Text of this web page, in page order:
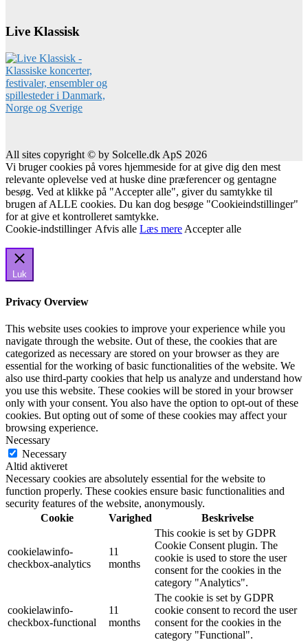
Live Klassisk
All sites copyright © by Solcelle.dk ApS 2026
Vi bruger cookies på vores hjemmeside for at give dig den mest
relevante oplevelse ved at huske dine præferencer og gentagne
besøg. Ved at klikke på "Accepter alle", giver du samtykke til
brugen af ALLE cookies. Du kan dog besøge "Cookieindstillinger"
for at give et kontrolleret samtykke.
Cookie-indstillinger Afvis alle Læs mere Accepter alle
Luk
Privacy Overview
This website uses cookies to improve your experience while you
navigate through the website. Out of these, the cookies that are
categorized as necessary are stored on your browser as they are
essential for the working of basic functionalities of the website. We
also use third-party cookies that help us analyze and understand how
you use this website. These cookies will be stored in your browser
only with your consent. You also have the option to opt-out of these
cookies. But opting out of some of these cookies may affect your
browsing experience.
Necessary
Necessary
Altid aktiveret
Necessary cookies are absolutely essential for the website to
function properly. These cookies ensure basic functionalities and
security features of the website, anonymously.
Cookie
Varighed Beskrivelse
cookielawinfo-
checkbox-analytics
11
months
This cookie is set by GDPR
Cookie Consent plugin. The
cookie is used to store the user
consent for the cookies in the
category "Analytics".
cookielawinfo-
checkbox-functional
11
months
The cookie is set by GDPR
cookie consent to record the user
consent for the cookies in the
category "Functional".